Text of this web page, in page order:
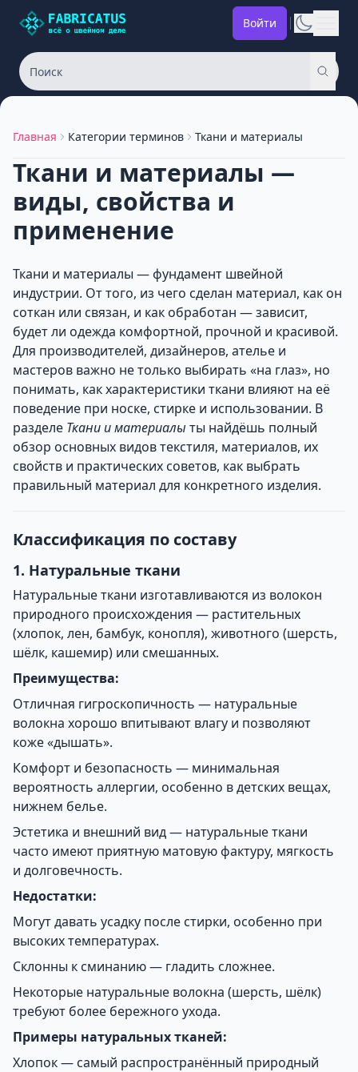
Войти
Главная Категории терминов Ткани и материалы
Ткани и материалы —
виды, свойства и
применение
Ткани и материалы — фундамент швейной
индустрии. От того, из чего сделан материал, как он
соткан или связан, и как обработан — зависит,
будет ли одежда комфортной, прочной и красивой.
Для производителей, дизайнеров, ателье и
мастеров важно не только выбирать «на глаз», но
понимать, как характеристики ткани влияют на её
поведение при носке, стирке и использовании. В
разделе Ткани и материалы ты найдёшь полный
обзор основных видов текстиля, материалов, их
свойств и практических советов, как выбрать
правильный материал для конкретного изделия.
Классификация по составу
1. Натуральные ткани
Натуральные ткани изготавливаются из волокон
природного происхождения — растительных
(хлопок, лен, бамбук, конопля), животного (шерсть,
шёлк, кашемир) или смешанных.
Преимущества:
Отличная гигроскопичность — натуральные
волокна хорошо впитывают влагу и позволяют
коже «дышать».
Комфорт и безопасность — минимальная
вероятность аллергии, особенно в детских вещах,
нижнем белье.
Эстетика и внешний вид — натуральные ткани
часто имеют приятную матовую фактуру, мягкость
и долговечность.
Недостатки:
Могут давать усадку после стирки, особенно при
высоких температурах.
Склонны к сминанию — гладить сложнее.
Некоторые натуральные волокна (шерсть, шёлк)
требуют более бережного ухода.
Примеры натуральных тканей:
Хлопок — самый распространённый природный